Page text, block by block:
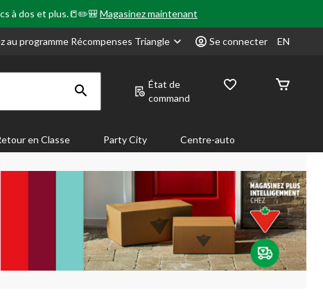
à dos et plus.📒✏️🎒Magasinez maintenant
au programme Récompenses Triangle Se connecter EN
État de
command
en Classe Party City Centre-auto